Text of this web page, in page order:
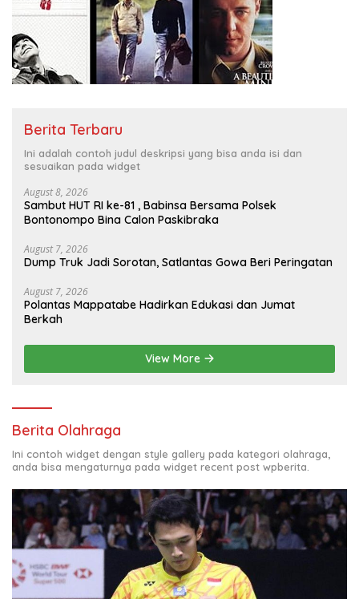
Berita Terbaru
Ini adalah contoh judul deskripsi yang bisa anda isi dan
sesuaikan pada widget
August 8, 2026
Sambut HUT RI ke-81 , Babinsa Bersama Polsek
August 7, 2026
Dump Truk Jadi Sorotan, Satlantas Gowa Beri Peringatan
August 7, 2026
Polantas Mappatabe Hadirkan Edukasi dan Jumat
Berkah
View More
Berita Olahraga
Ini contoh widget dengan style gallery pada kategori olahraga,
anda bisa mengaturnya pada widget recent post wpberita.